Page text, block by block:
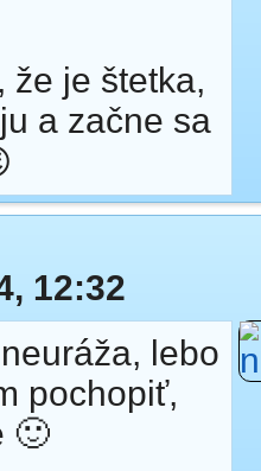
že je štetka,
a začne sa
12:32
lebo
pochopiť,
🙂